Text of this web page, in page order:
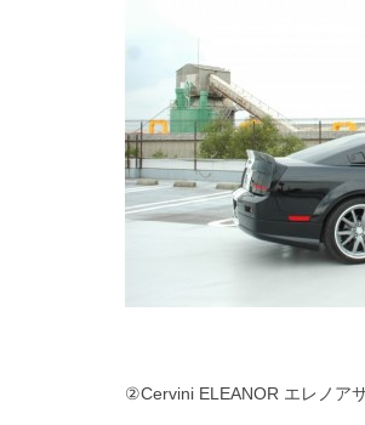
②Cervini ELEANOR エレノア